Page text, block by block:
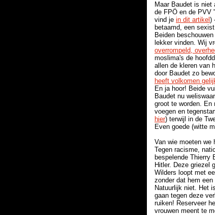
Maar Baudet is
de FPÖ en de PVV
vind je in dit artikel )
betaamd, een
Beiden
lekker vinden. Wij
overrompeld,
moslima's de
allen de kleren van
door Baudet zo
heeft volkomen
En ja hoor! Beide
Baudet nu
groot te worden. En
voegen en
hier) terwijl in de
Even goede (witte
Van wie moeten we
Tegen racisme,
bespelende Thierry
Hitler. Deze griezel
Wilders loopt met
zonder dat hem
Natuurlijk niet. Het
gaan tegen deze
ruiken! Reserveer
vrouwen meent te